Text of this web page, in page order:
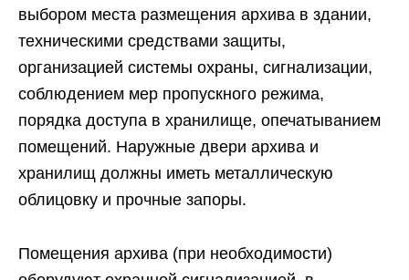
выбором места размещения архива в здании,
техническими средствами защиты,
организацией системы охраны, сигнализации,
соблюдением мер пропускного режима,
порядка доступа в хранилище, опечатыванием
помещений. Наружные двери архива и
хранилищ должны иметь металлическую
облицовку и прочные запоры.
Помещения архива (при необходимости)